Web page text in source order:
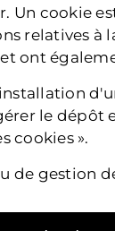
Un cookie
relatives à
ont
le dépôt
cookies ».
de gestion